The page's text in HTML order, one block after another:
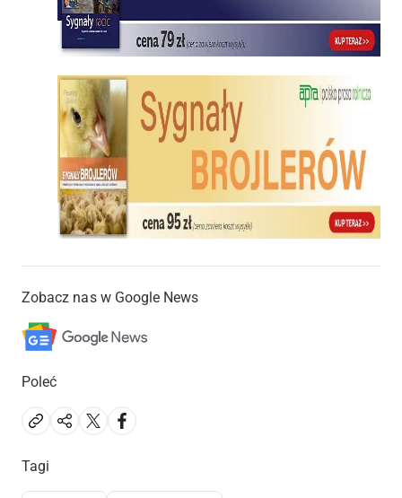
Zobacz nas w Google News
Poleć
Tagi